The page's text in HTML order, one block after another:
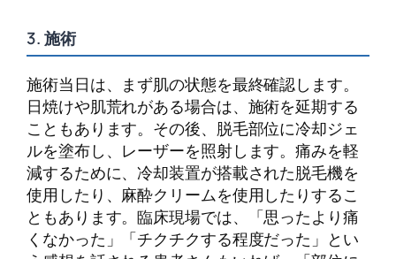
3. 施術
施術当日は、まず肌の状態を最終確認します。
日焼けや肌荒れがある場合は、施術を延期する
こともあります。その後、脱毛部位に冷却ジェ
ルを塗布し、レーザーを照射します。痛みを軽
減するために、冷却装置が搭載された脱毛機を
使用したり、麻酔クリームを使用したりするこ
ともあります。臨床現場では、「思ったより痛
くなかった」「チクチクする程度だった」とい